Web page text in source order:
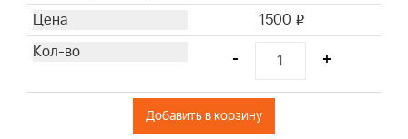
1500 i
- +
Добавить в корзину